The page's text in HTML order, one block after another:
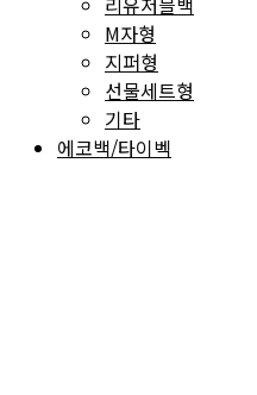
M자형
지퍼형
선물세트형
기타
에코백/타이벡